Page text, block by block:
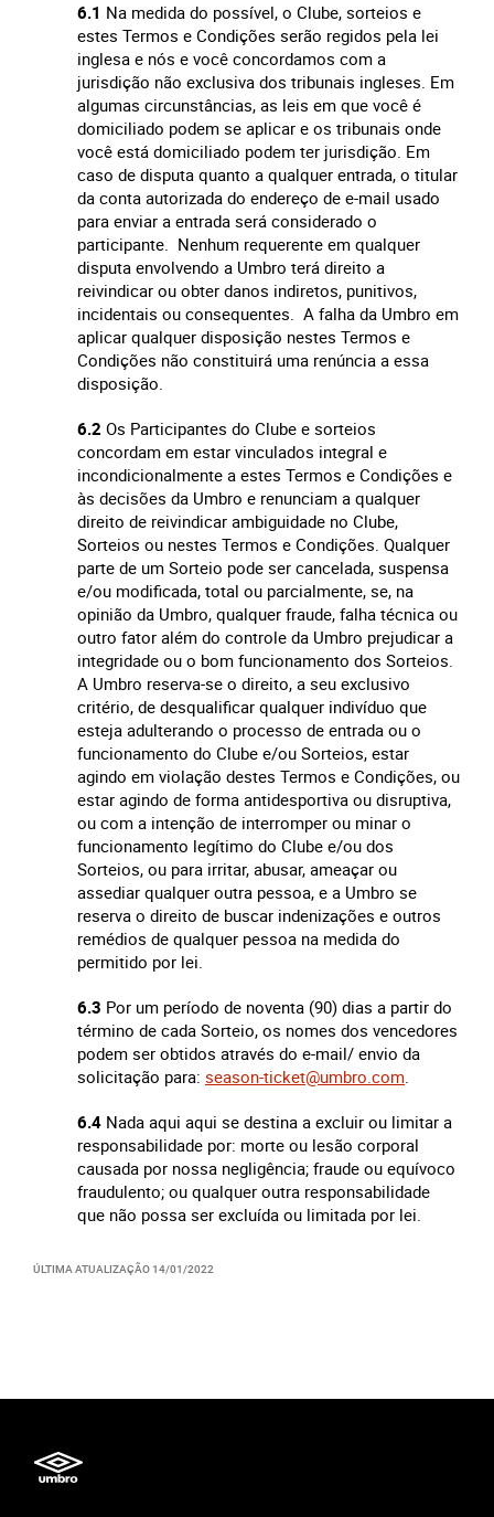
6.1 Na medida do possível, o Clube, sorteios e
estes Termos e Condições serão regidos pela lei
inglesa e nós e você concordamos com a
jurisdição não exclusiva dos tribunais ingleses. Em
algumas circunstâncias, as leis em que você é
domiciliado podem se aplicar e os tribunais onde
você está domiciliado podem ter jurisdição. Em
caso de disputa quanto a qualquer entrada, o titular
da conta autorizada do endereço de e-mail usado
para enviar a entrada será considerado o
participante. Nenhum requerente em qualquer
disputa envolvendo a Umbro terá direito a
reivindicar ou obter danos indiretos, punitivos,
incidentais ou consequentes. A falha da Umbro em
aplicar qualquer disposição nestes Termos e
Condições não constituirá uma renúncia a essa
disposição.
6.2 Os Participantes do Clube e sorteios
concordam em estar vinculados integral e
incondicionalmente a estes Termos e Condições e
às decisões da Umbro e renunciam a qualquer
direito de reivindicar ambiguidade no Clube,
Sorteios ou nestes Termos e Condições. Qualquer
parte de um Sorteio pode ser cancelada, suspensa
e/ou modificada, total ou parcialmente, se, na
opinião da Umbro, qualquer fraude, falha técnica ou
outro fator além do controle da Umbro prejudicar a
integridade ou o bom funcionamento dos Sorteios.
A Umbro reserva-se o direito, a seu exclusivo
critério, de desqualificar qualquer indivíduo que
esteja adulterando o processo de entrada ou o
funcionamento do Clube e/ou Sorteios, estar
agindo em violação destes Termos e Condições, ou
estar agindo de forma antidesportiva ou disruptiva,
ou com a intenção de interromper ou minar o
funcionamento legítimo do Clube e/ou dos
Sorteios, ou para irritar, abusar, ameaçar ou
assediar qualquer outra pessoa, e a Umbro se
reserva o direito de buscar indenizações e outros
remédios de qualquer pessoa na medida do
permitido por lei.
6.3 Por um período de noventa (90) dias a partir do
término de cada Sorteio, os nomes dos vencedores
podem ser obtidos através do e-mail/ envio da
solicitação para: season-ticket@umbro.com.
6.4 Nada aqui aqui se destina a excluir ou limitar a
responsabilidade por: morte ou lesão corporal
causada por nossa negligência; fraude ou equívoco
fraudulento; ou qualquer outra responsabilidade
que não possa ser excluída ou limitada por lei.
ÚLTIMA ATUALIZAÇÃO 14/01/2022